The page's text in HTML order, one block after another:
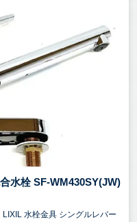
水栓 SF-WM430SY(JW)
水栓金具 シングルレバー